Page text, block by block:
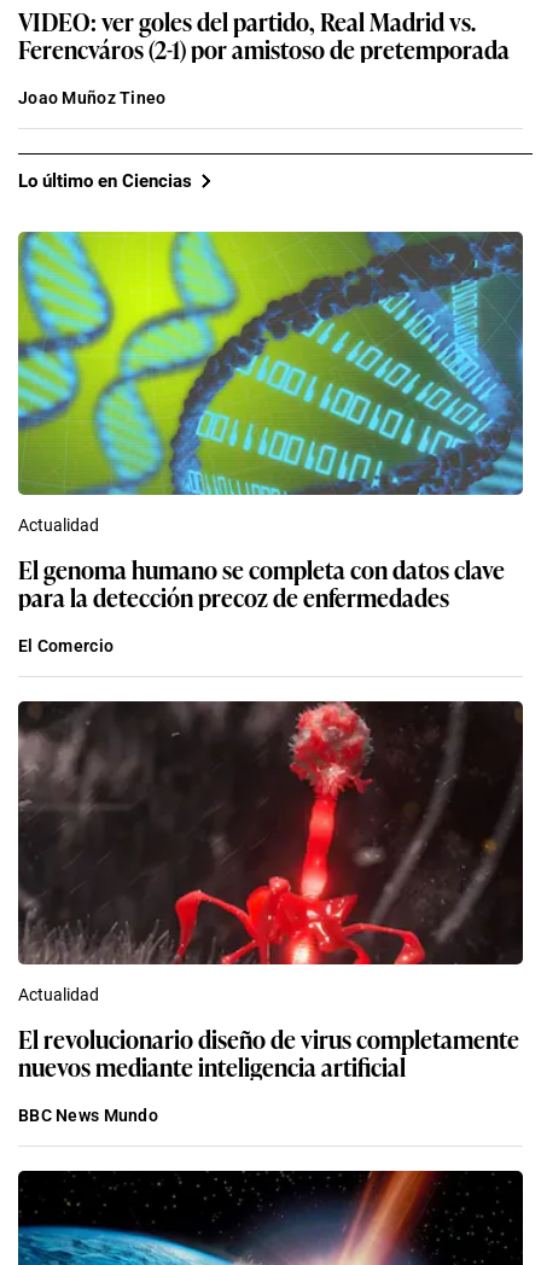
VIDEO: ver goles del partido, Real Madrid vs.
Ferencváros (2-1) por amistoso de pretemporada
Joao Muñoz Tineo
Lo último en Ciencias
Actualidad
El genoma humano se completa con datos clave
para la detección precoz de enfermedades
El Comercio
Actualidad
El revolucionario diseño de virus completamente
nuevos mediante inteligencia artificial
BBC News Mundo